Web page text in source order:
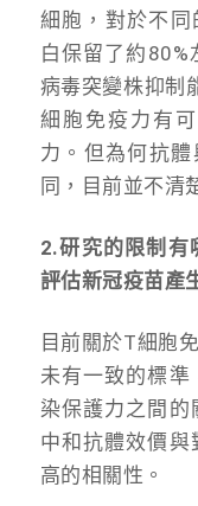
細胞，對於不
白保留了約
病毒突變株抑制
細胞免疫力有
力。但為何抗
同，目前並不清
2.研究的限制有
評估新冠疫苗產
目前關於T細胞
未有一致的標
染保護力之間的
中和抗體效價
高的相關性。